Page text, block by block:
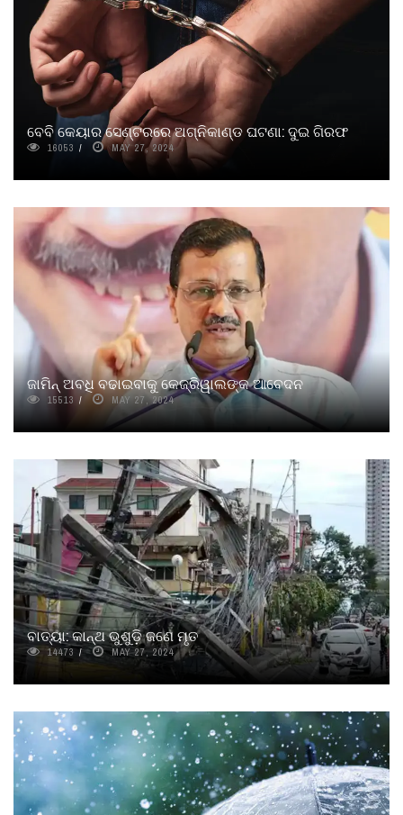
ବେବି କେୟାର ସେଣ୍ଟରରେ ଅଗ୍ନିକାଣ୍ଡ ଘଟଣା: ଦୁଇ ଗିରଫ
16053 MAY 27, 2024
ଜାମିନ୍ ଅବଧି ବଢାଇବାକୁ କେଜ୍ରିୱାଲଙ୍କ ଆବେଦନ
15513 MAY 27, 2024
ବାତ୍ୟା: କାନ୍ଥ ଭୁଶୁଡ଼ି ଜଣେ ମୃତ
14473 MAY 27, 2024